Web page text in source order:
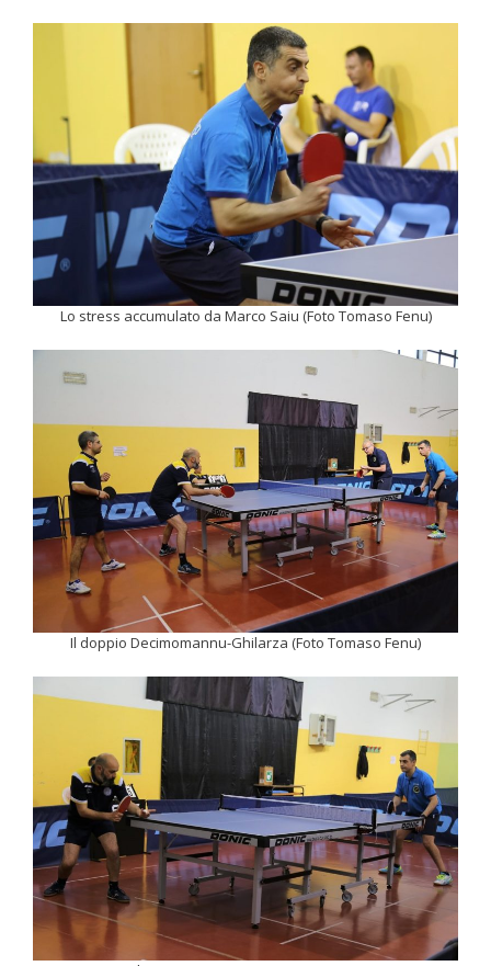
Lo stress accumulato da Marco Saiu (Foto Tomaso Fenu)
Il doppio Decimomannu-Ghilarza (Foto Tomaso Fenu)